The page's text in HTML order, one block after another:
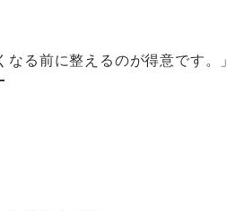
る前に整えるのが得意です。」